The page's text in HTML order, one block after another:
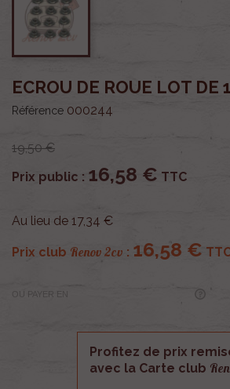
ECROU DE ROUE LOT DE
Référence 000244
19,50 €
Prix public : 16,58 € TTC
Au lieu de 17,34 €
Prix club Renov 2cv : 16,58 €
Profitez de prix
avec la Carte club